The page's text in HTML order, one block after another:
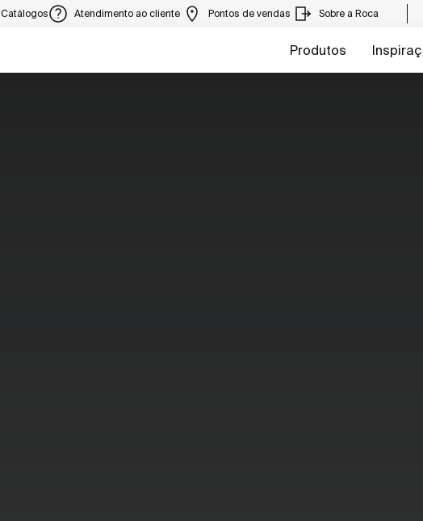
Catálogos Atendimento ao cliente Pontos de vendas Sobre a Roca
Produtos